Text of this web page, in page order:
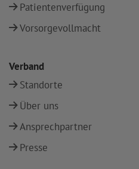
Patientenverfügung
Vorsorgevollmacht
Verband
Standorte
Über uns
Ansprechpartner
Presse